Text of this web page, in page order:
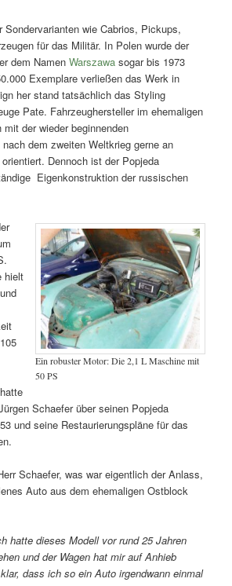
Sondervarianten wie Cabrios, Pickups,
für das Militär. In Polen wurde der
dem NamenWarszawa sogar bis 1973
Exemplare verließen das Werk in
her stand tatsächlich das Styling
Pate. Fahrzeughersteller im ehemaligen
der wieder beginnenden
dem zweiten Weltkrieg gerne an
Dennoch ist der Popjeda
Eigenkonstruktion der russischen
Ein robuster Motor: Die 2,1 L Maschine mit
50 PS
hielt
hatte
Schaefer über seinen Popjeda
und seine Restaurierungspläne für das
Schaefer, was war eigentlich der Anlass,
Auto aus dem ehemaligen Ostblock
hatte dieses Modell vor rund 25 Jahren
und der Wagen hat mir auf Anhieb
dass ich so ein Auto irgendwann einmal